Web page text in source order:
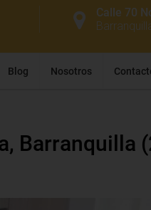
Calle 70
Blog Nosotros
Barranquilla